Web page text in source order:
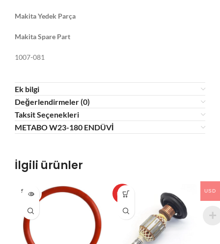
Makita Yedek Parça
Makita Spare Part
1007-081
Ek bilgi
Değerlendirmeler (0)
Taksit Seçenekleri
METABO W23-180 ENDÜVİ
İlgili ürünler
SOLD O
UT
HOT USD